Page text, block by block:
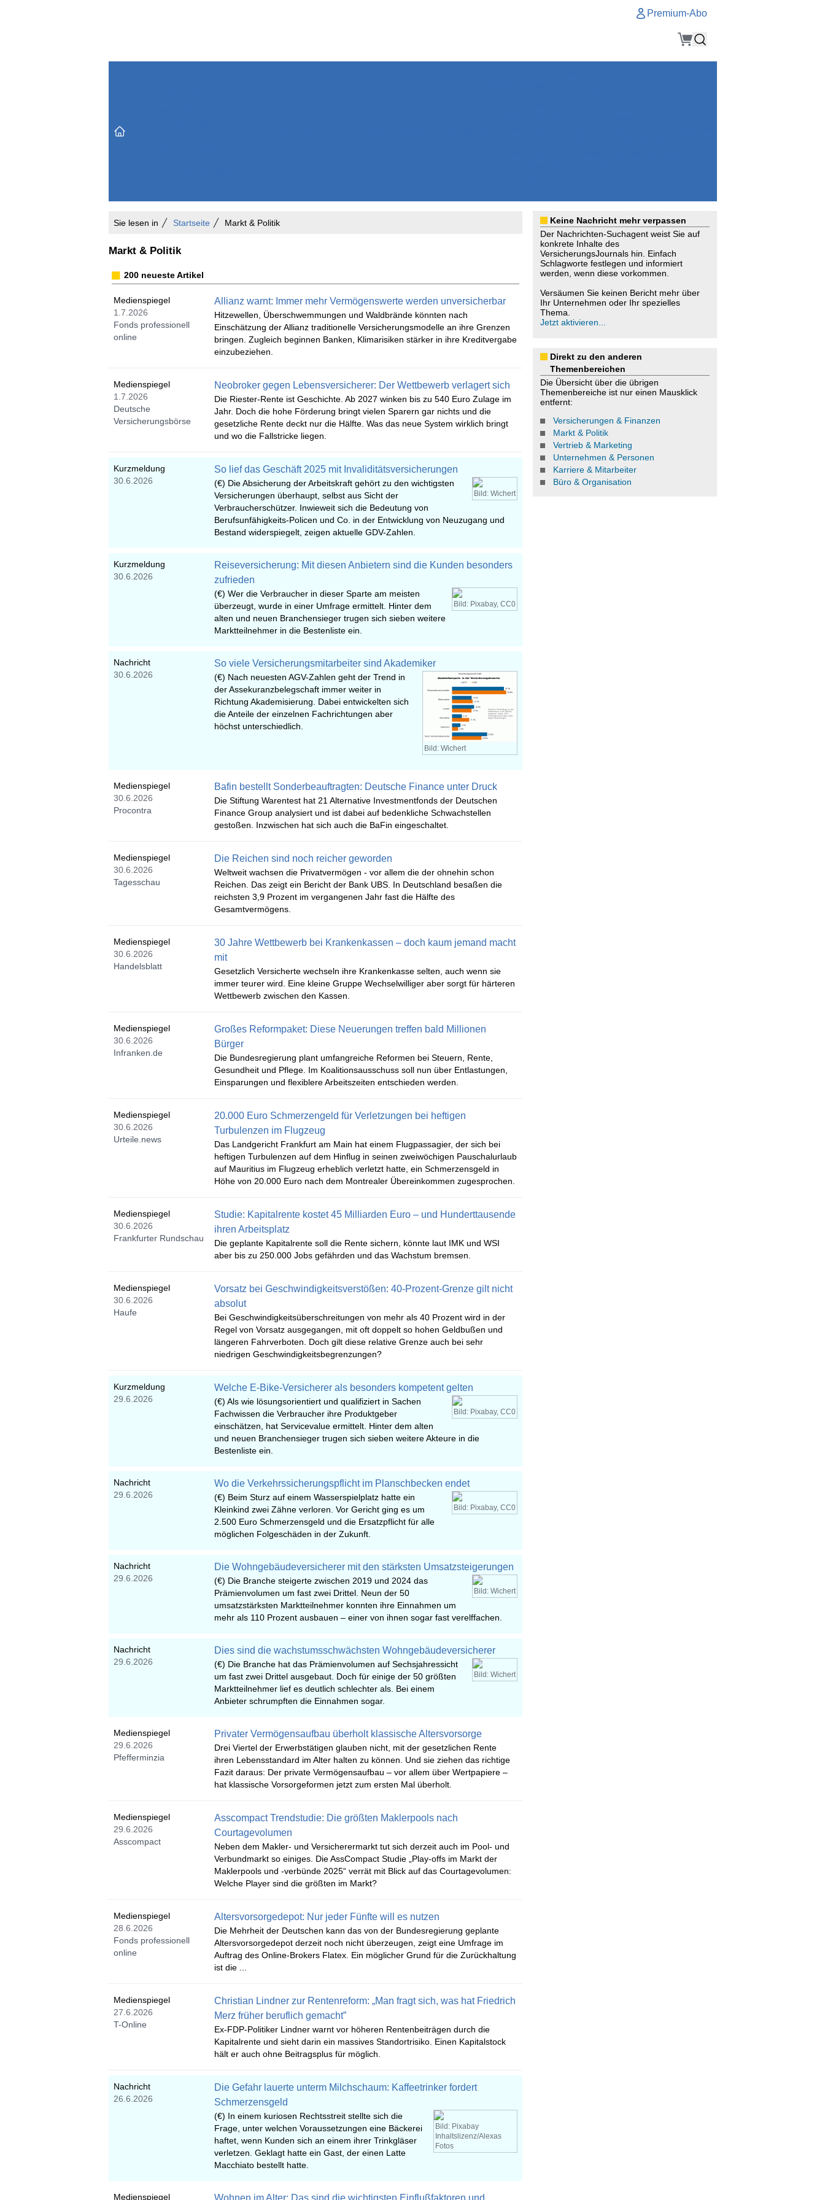
Premium-Abo
Sie lesen in Startseite Markt & Politik
Markt & Politik
200 neueste Artikel
Medienspiegel
1.7.2026
Fonds professionell
online
Allianz warnt: Immer mehr Vermögenswerte werden unversicherbar
Hitzewellen, Überschwemmungen und Waldbrände könnten nach
Einschätzung der Allianz traditionelle Versicherungsmodelle an ihre Grenzen
bringen. Zugleich beginnen Banken, Klimarisiken stärker in ihre Kreditvergabe
einzubeziehen.
Medienspiegel
1.7.2026
Deutsche
Versicherungsbörse
Neobroker gegen Lebensversicherer: Der Wettbewerb verlagert sich
Die Riester-Rente ist Geschichte. Ab 2027 winken bis zu 540 Euro Zulage im
Jahr. Doch die hohe Förderung bringt vielen Sparern gar nichts und die
gesetzliche Rente deckt nur die Hälfte. Was das neue System wirklich bringt
und wo die Fallstricke liegen.
Kurzmeldung
30.6.2026
So lief das Geschäft 2025 mit Invaliditätsversicherungen
Bild: Wichert
(€) Die Absicherung der Arbeitskraft gehört zu den wichtigsten
Versicherungen überhaupt, selbst aus Sicht der
Verbraucherschützer. Inwieweit sich die Bedeutung von
Berufsunfähigkeits-Policen und Co. in der Entwicklung von Neuzugang und
Bestand widerspiegelt, zeigen aktuelle GDV-Zahlen.
Kurzmeldung
30.6.2026
Reiseversicherung: Mit diesen Anbietern sind die Kunden besonders
zufrieden
Bild: Pixabay, CC0
(€) Wer die Verbraucher in dieser Sparte am meisten
überzeugt, wurde in einer Umfrage ermittelt. Hinter dem
alten und neuen Branchensieger trugen sich sieben weitere
Marktteilnehmer in die Bestenliste ein.
Nachricht
30.6.2026
So viele Versicherungsmitarbeiter sind Akademiker
Bild: Wichert
(€) Nach neuesten AGV-Zahlen geht der Trend in
der Assekuranzbelegschaft immer weiter in
Richtung Akademisierung. Dabei entwickelten sich
die Anteile der einzelnen Fachrichtungen aber
höchst unterschiedlich.
Medienspiegel
30.6.2026
Procontra
Bafin bestellt Sonderbeauftragten: Deutsche Finance unter Druck
Die Stiftung Warentest hat 21 Alternative Investmentfonds der Deutschen
Finance Group analysiert und ist dabei auf bedenkliche Schwachstellen
gestoßen. Inzwischen hat sich auch die BaFin eingeschaltet.
Medienspiegel
30.6.2026
Tagesschau
Die Reichen sind noch reicher geworden
Weltweit wachsen die Privatvermögen - vor allem die der ohnehin schon
Reichen. Das zeigt ein Bericht der Bank UBS. In Deutschland besaßen die
reichsten 3,9 Prozent im vergangenen Jahr fast die Hälfte des
Gesamtvermögens.
Medienspiegel
30.6.2026
Handelsblatt
30 Jahre Wettbewerb bei Krankenkassen – doch kaum jemand macht
mit
Gesetzlich Versicherte wechseln ihre Krankenkasse selten, auch wenn sie
immer teurer wird. Eine kleine Gruppe Wechselwilliger aber sorgt für härteren
Wettbewerb zwischen den Kassen.
Medienspiegel
30.6.2026
Infranken.de
Großes Reformpaket: Diese Neuerungen treffen bald Millionen
Bürger
Die Bundesregierung plant umfangreiche Reformen bei Steuern, Rente,
Gesundheit und Pflege. Im Koalitionsausschuss soll nun über Entlastungen,
Einsparungen und flexiblere Arbeitszeiten entschieden werden.
Medienspiegel
30.6.2026
Urteile.news
20.000 Euro Schmerzengeld für Verletzungen bei heftigen
Turbulenzen im Flugzeug
Das Landgericht Frankfurt am Main hat einem Flugpassagier, der sich bei
heftigen Turbulenzen auf dem Hinflug in seinen zweiwöchigen Pauschalurlaub
auf Mauritius im Flugzeug erheblich verletzt hatte, ein Schmerzensgeld in
Höhe von 20.000 Euro nach dem Montrealer Übereinkommen zugesprochen.
Medienspiegel
30.6.2026
Frankfurter Rundschau
Studie: Kapitalrente kostet 45 Milliarden Euro – und Hunderttausende
ihren Arbeitsplatz
Die geplante Kapitalrente soll die Rente sichern, könnte laut IMK und WSI
aber bis zu 250.000 Jobs gefährden und das Wachstum bremsen.
Medienspiegel
30.6.2026
Haufe
Vorsatz bei Geschwindigkeitsverstößen: 40-Prozent-Grenze gilt nicht
absolut
Bei Geschwindigkeitsüberschreitungen von mehr als 40 Prozent wird in der
Regel von Vorsatz ausgegangen, mit oft doppelt so hohen Geldbußen und
längeren Fahrverboten. Doch gilt diese relative Grenze auch bei sehr
niedrigen Geschwindigkeitsbegrenzungen?
Kurzmeldung
29.6.2026
Welche E-Bike-Versicherer als besonders kompetent gelten
Bild: Pixabay, CC0
(€) Als wie lösungsorientiert und qualifiziert in Sachen
Fachwissen die Verbraucher ihre Produktgeber
einschätzen, hat Servicevalue ermittelt. Hinter dem alten
und neuen Branchensieger trugen sich sieben weitere Akteure in die
Bestenliste ein.
Nachricht
29.6.2026
Wo die Verkehrssicherungspflicht im Planschbecken endet
Bild: Pixabay, CC0
(€) Beim Sturz auf einem Wasserspielplatz hatte ein
Kleinkind zwei Zähne verloren. Vor Gericht ging es um
2.500 Euro Schmerzensgeld und die Ersatzpflicht für alle
möglichen Folgeschäden in der Zukunft.
Nachricht
29.6.2026
Die Wohngebäudeversicherer mit den stärksten Umsatzsteigerungen
Bild: Wichert
(€) Die Branche steigerte zwischen 2019 und 2024 das
Prämienvolumen um fast zwei Drittel. Neun der 50
umsatzstärksten Marktteilnehmer konnten ihre Einnahmen um
mehr als 110 Prozent ausbauen – einer von ihnen sogar fast verelffachen.
Nachricht
29.6.2026
Dies sind die wachstumsschwächsten Wohngebäudeversicherer
Bild: Wichert
(€) Die Branche hat das Prämienvolumen auf Sechsjahressicht
um fast zwei Drittel ausgebaut. Doch für einige der 50 größten
Marktteilnehmer lief es deutlich schlechter als. Bei einem
Anbieter schrumpften die Einnahmen sogar.
Medienspiegel
29.6.2026
Pfefferminzia
Privater Vermögensaufbau überholt klassische Altersvorsorge
Drei Viertel der Erwerbstätigen glauben nicht, mit der gesetzlichen Rente
ihren Lebensstandard im Alter halten zu können. Und sie ziehen das richtige
Fazit daraus: Der private Vermögensaufbau – vor allem über Wertpapiere –
hat klassische Vorsorgeformen jetzt zum ersten Mal überholt.
Medienspiegel
29.6.2026
Asscompact
Asscompact Trendstudie: Die größten Maklerpools nach
Courtagevolumen
Neben dem Makler- und Versicherermarkt tut sich derzeit auch im Pool- und
Verbundmarkt so einiges. Die AssCompact Studie „Play-offs im Markt der
Maklerpools und -verbünde 2025“ verrät mit Blick auf das Courtagevolumen:
Welche Player sind die größten im Markt?
Medienspiegel
28.6.2026
Fonds professionell
online
Altersvorsorgedepot: Nur jeder Fünfte will es nutzen
Die Mehrheit der Deutschen kann das von der Bundesregierung geplante
Altersvorsorgedepot derzeit noch nicht überzeugen, zeigt eine Umfrage im
Auftrag des Online-Brokers Flatex. Ein möglicher Grund für die Zurückhaltung
ist die ...
Medienspiegel
27.6.2026
T-Online
Christian Lindner zur Rentenreform: „Man fragt sich, was hat Friedrich
Merz früher beruflich gemacht”
Ex-FDP-Politiker Lindner warnt vor höheren Rentenbeiträgen durch die
Kapitalrente und sieht darin ein massives Standortrisiko. Einen Kapitalstock
hält er auch ohne Beitragsplus für möglich.
Nachricht
26.6.2026
Die Gefahr lauerte unterm Milchschaum: Kaffeetrinker fordert
Schmerzensgeld
Bild: Pixabay
Inhaltslizenz/Alexas
Fotos
(€) In einem kuriosen Rechtsstreit stellte sich die
Frage, unter welchen Voraussetzungen eine Bäckerei
haftet, wenn Kunden sich an einem ihrer Trinkgläser
verletzen. Geklagt hatte ein Gast, der einen Latte
Macchiato bestellt hatte.
Medienspiegel Wohnen im Alter: Das sind die wichtigsten Einflußfaktoren und
Keine Nachricht mehr verpassen
Der Nachrichten-Suchagent weist Sie auf
konkrete Inhalte des
VersicherungsJournals hin. Einfach
Schlagworte festlegen und informiert
werden, wenn diese vorkommen.
Versäumen Sie keinen Bericht mehr über
Ihr Unternehmen oder Ihr spezielles
Thema.
Jetzt aktivieren...
Direkt zu den anderen
Themenbereichen
Die Übersicht über die übrigen
Themenbereiche ist nur einen Mausklick
entfernt:
Versicherungen & Finanzen
Markt & Politik
Vertrieb & Marketing
Unternehmen & Personen
Karriere & Mitarbeiter
Büro & Organisation